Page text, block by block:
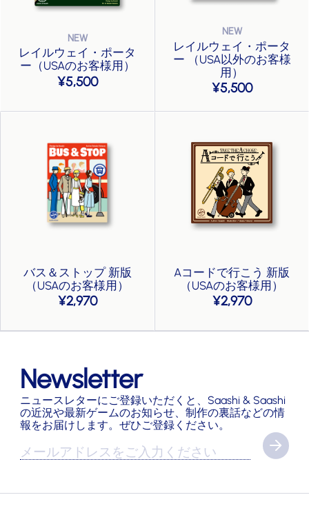
レイルウェイ・ポータ
ー（USAのお客様用）
5,500
レイルウェイ・ポータ
ー （USA以外のお客様
用）
5,500
バス＆ストップ 新版
（USAのお客様用）
2,970
Aコードで行こう 新版
（USAのお客様用）
2,970
Newsletter
ニュースレターにご登録いただくと、Saashi & Saashi
の近況や最新ゲームのお知らせ、制作の裏話などの情
報をお届けします。ぜひご登録ください。